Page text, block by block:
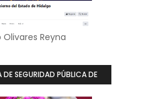
Olivares Reyna
DE SEGURIDAD PÚBLICA DE